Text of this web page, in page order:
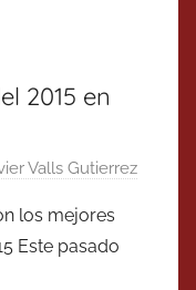
2015 en
Valls Gutierrez
los mejores
Este pasado